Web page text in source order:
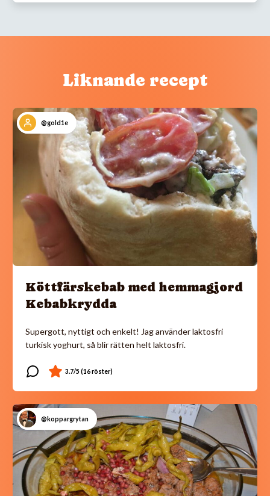
Liknande recept
@gold1e
Köttfärskebab med hemmagjord
Kebabkrydda
Supergott, nyttigt och enkelt! Jag använder laktosfri
turkisk yoghurt, så blir rätten helt laktosfri.
@koppargrytan